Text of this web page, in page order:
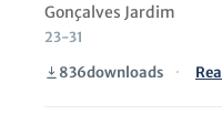
Gonçalves Jardim
23-31
836downloads ·